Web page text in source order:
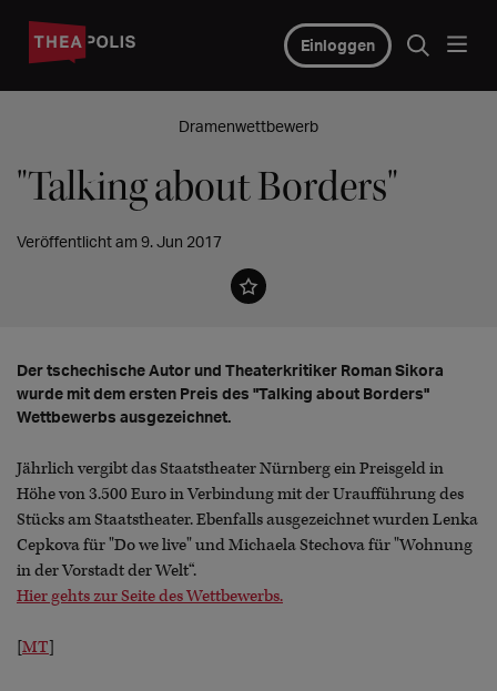
Einloggen
Dramenwettbewerb
"Talking about Borders"
Veröffentlicht am 9. Jun 2017
Der tschechische Autor und Theaterkritiker Roman Sikora
wurde mit dem ersten Preis des "Talking about Borders"
Wettbewerbs ausgezeichnet.
Jährlich vergibt das Staatstheater Nürnberg ein Preisgeld in
Höhe von 3.500 Euro in Verbindung mit der Uraufführung des
Stücks am Staatstheater. Ebenfalls ausgezeichnet wurden Lenka
Cepkova für "Do we live" und Michaela Stechova für "Wohnung
in der Vorstadt der Welt“.
Hier gehts zur Seite des Wettbewerbs.
[MT]